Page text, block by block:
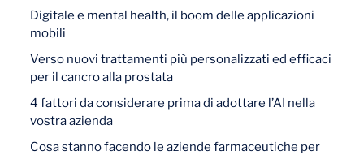
Digitale e mental health, il boom delle applicazioni
mobili
Verso nuovi trattamenti più personalizzati ed efficaci
per il cancro alla prostata
4 fattori da considerare prima di adottare l’AI nella
vostra azienda
Cosa stanno facendo le aziende farmaceutiche per